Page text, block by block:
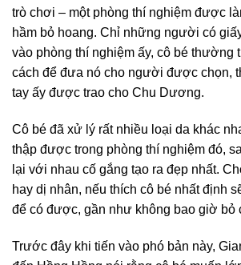
trò chơi – một phòng thí nghiệm được
hầm bỏ hoang. Chỉ những người có
vào phòng thí nghiệm ấy, cô bé thường
cách để đưa nó cho người được chọn,
tay ấy được trao cho Chu Dương.
Cô bé đã xử lý rất nhiều loại da khác
thập được trong phòng thí nghiệm đó,
lại với nhau cố gắng tạo ra đẹp nhất.
hay dị nhân, nếu thích cô bé nhất định
để có được, gần như không bao giờ bỏ
Trước đây khi tiến vào phó bản này,